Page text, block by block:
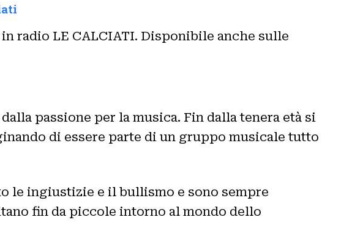
radio LE CALCIATI. Disponibile anche sulle
passione per la musica. Fin dalla tenera età si
di essere parte di un gruppo musicale tutto
le ingiustizie e il bullismo e sono sempre
fin da piccole intorno al mondo dello